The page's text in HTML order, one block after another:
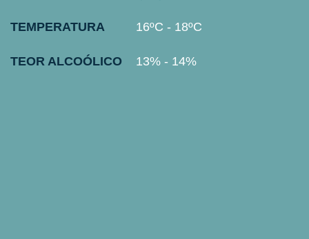
TEMPERATURA 16ºC - 18ºC
TEOR ALCOÓLICO 13% - 14%